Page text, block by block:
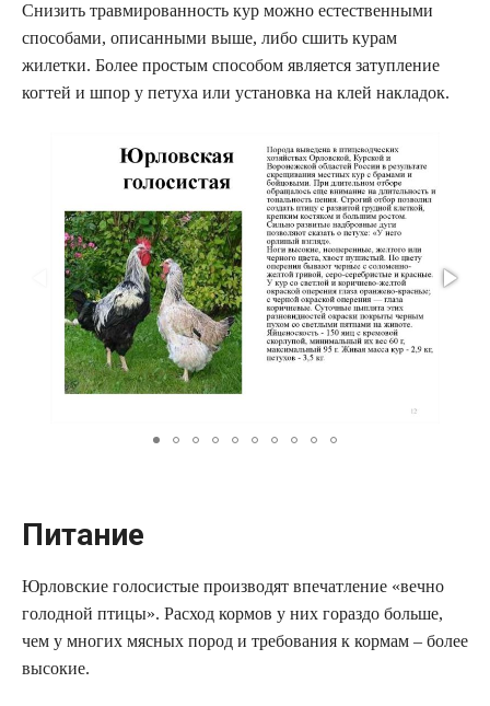
Снизить травмированность кур можно естественными
способами, описанными выше, либо сшить курам
жилетки. Более простым способом является затупление
когтей и шпор у петуха или установка на клей накладок.
Питание
Юрловские голосистые производят впечатление «вечно
голодной птицы». Расход кормов у них гораздо больше,
чем у многих мясных пород и требования к кормам – более
высокие.